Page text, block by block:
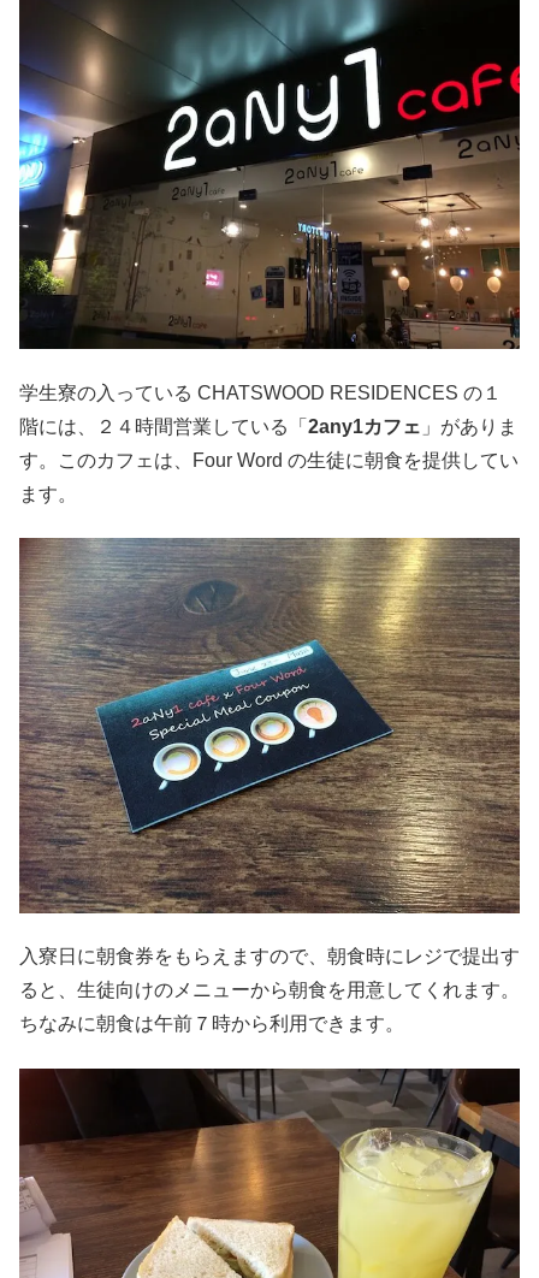
学生寮の入っている CHATSWOOD RESIDENCES の１
階には、２４時間営業している「 2any1カフェ 」がありま
す。このカフェは、Four Word の生徒に朝食を提供してい
ます。
入寮日に朝食券をもらえますので、朝食時にレジで提出す
ると、生徒向けのメニューから朝食を用意してくれます。
ちなみに朝食は午前７時から利用できます。